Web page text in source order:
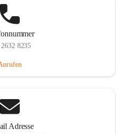
8235
Adresse